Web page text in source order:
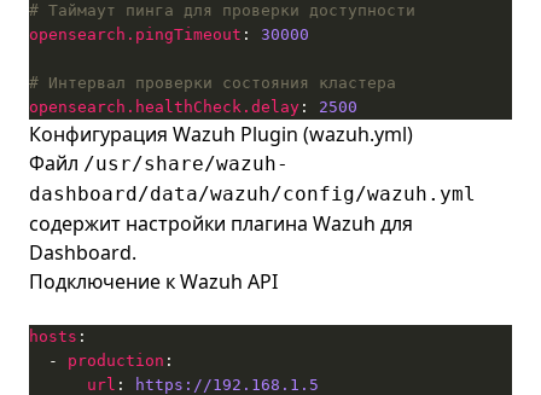
# Таймаут пинга для проверки доступности
opensearch.pingTimeout : 30000
# Интервал проверки состояния кластера
opensearch.healthCheck.delay : 2500
Конфигурация Wazuh Plugin (wazuh.yml)
Файл /usr/share/wazuh-
dashboard/data/wazuh/config/wazuh.yml
содержит настройки плагина Wazuh для
Dashboard.
Подключение к Wazuh API
hosts
  -
production
url :
https://192.168.1.5